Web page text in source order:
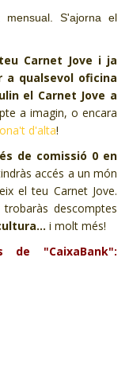
mensual. S'ajorna el
Carnet Jove i ja
qualsevol oficina
el Carnet Jove a
a imagin, o encara
d'alta!
de comissió 0 en
accés a un món
el teu Carnet Jove.
trobaràs descomptes
i molt més!
de "CaixaBank":